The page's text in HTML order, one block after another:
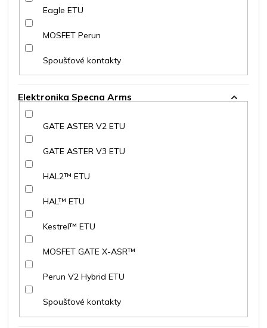
Eagle ETU
MOSFET Perun
Spoušťové kontakty
Elektronika Specna Arms
GATE ASTER V2 ETU
GATE ASTER V3 ETU
HAL2™ ETU
HAL™ ETU
Kestrel™ ETU
MOSFET GATE X-ASR™
Perun V2 Hybrid ETU
Spoušťové kontakty